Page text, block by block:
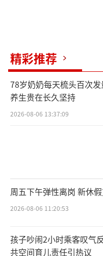
精彩推荐
78岁奶奶每天梳头百次发
养生贵在长久坚持
2026-08-06 13:37:09
周五下午弹性离岗 新休
2026-08-06 11:20:53
孩子吵闹2小时乘客叹气
共空间育儿责任引热议